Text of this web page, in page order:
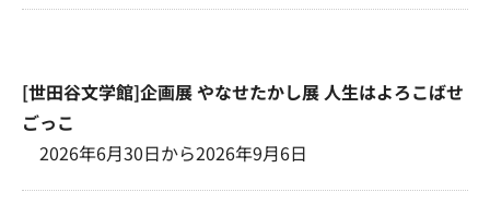
[世田谷文学館]企画展 やなせたかし展 人生はよろこばせ
ごっこ
2026年6月30日から2026年9月6日